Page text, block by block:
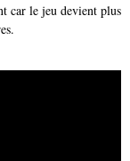
car le jeu devient plus